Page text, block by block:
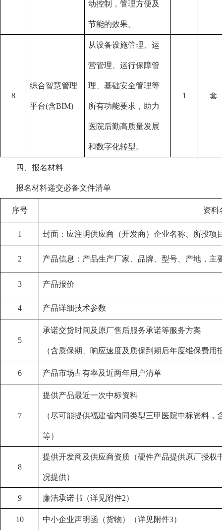
动控制，管理⽅便及
节能的效果。
8
综合智慧管理
平台(含BIM)
从设备设施管理、运
营管理、运行保障管
理、基础安全管理等
所有功能要求，助力
医院后勤高质量发展
和数字化转型。
1 套
四、报名材料
报名材料递交必备文件清单
序号 资料
1 封面：应注明供应商（开发商）企业名称、所投项
2 产品信息：产品生产厂家、品牌、型号、产地，主
3 产品报价
4 产品详细技术参数
5
承诺交货时间及原厂售后服务承诺等服务方案
（含质保期、响应速度及质保到期后年度维保费用
6 产品市场占有率及近两年用户清单
7
提供产品最近一次中标资料
（尽可能提供福建省内同类型三甲医院中标资料
等）
8
提供开发商及供应商资质（硬件产品提供原厂授
况提供）
9 廉洁承诺书（详见附件2）
10 中小企业声明函（货物）（详见附件3）